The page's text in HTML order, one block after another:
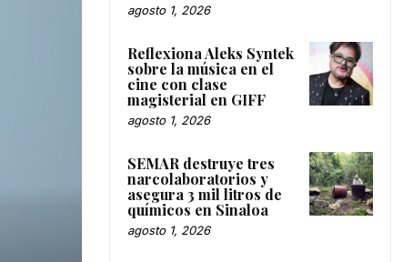
agosto 1, 2026
Reflexiona Aleks Syntek
sobre la música en el
cine con clase
magisterial en GIFF
agosto 1, 2026
SEMAR destruye tres
narcolaboratorios y
asegura 3 mil litros de
químicos en Sinaloa
agosto 1, 2026